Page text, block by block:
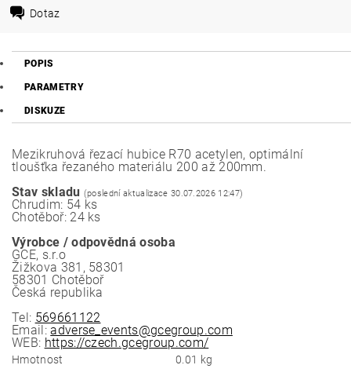
Dotaz
POPIS
PARAMETRY
DISKUZE
Mezikruhová řezací hubice R70 acetylen, optimální
tloušťka řezaného materiálu 200 až 200mm.
Stav skladu (poslední aktualizace 30.07.2026 12:47)
Chrudim: 54 ks
Chotěboř: 24 ks
Výrobce / odpovědná osoba
GCE, s.r.o
Žižkova 381, 58301
58301 Chotěboř
Česká republika
Tel: 569661122
Email:adverse_events@gcegroup.com
WEB: https://czech.gcegroup.com/
Hmotnost 0.01 kg